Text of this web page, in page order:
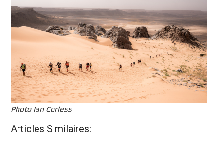
Photo Ian Corless
Articles Similaires: